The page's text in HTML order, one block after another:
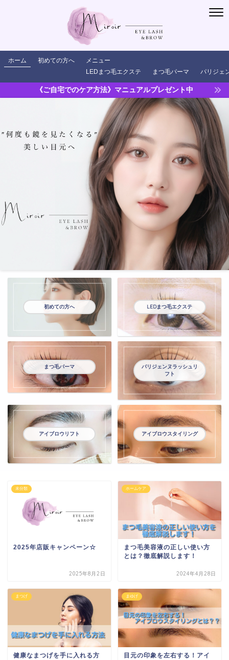
ホーム 初めての方へ
メニュー
LEDまつ毛エクステ
まつ毛パーマ パリジェ
《ご自宅でのケア方法》マニュアルプレゼント中
初めての方へ LEDまつ毛エクステ
まつ毛パーマ
パリジェンヌラッシュリ
フト
アイブロウリフト アイブロウスタイリング
未分類
2025年店販キャンペーン☆
2025年8月2日
ホームケア
まつ毛美容液の正しい使い方
とは？徹底解説します！
2024年4月28日
まつげ
健康なまつげを手に入れる方
まゆげ
目元の印象を左右する！アイ